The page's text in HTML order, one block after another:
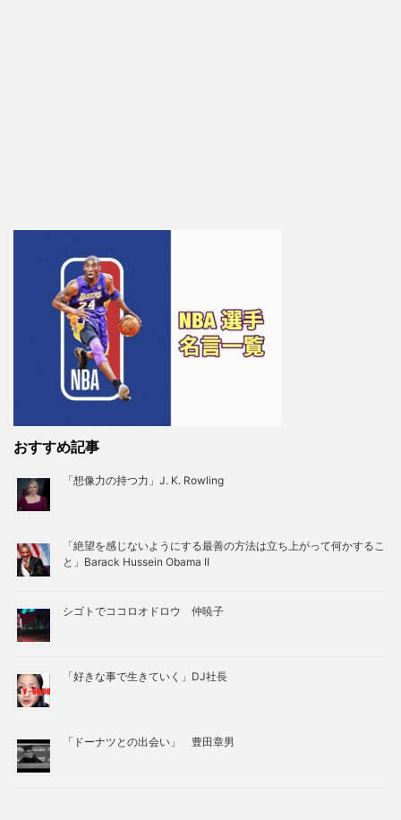
おすすめ記事
「想像力の持つ力」J. K. Rowling
「絶望を感じないようにする最善の方法は立ち上がって何かするこ
と」Barack Hussein Obama II
シゴトでココロオドロウ 仲暁子
「好きな事で生きていく」DJ社長
「ドーナツとの出会い」 豊田章男